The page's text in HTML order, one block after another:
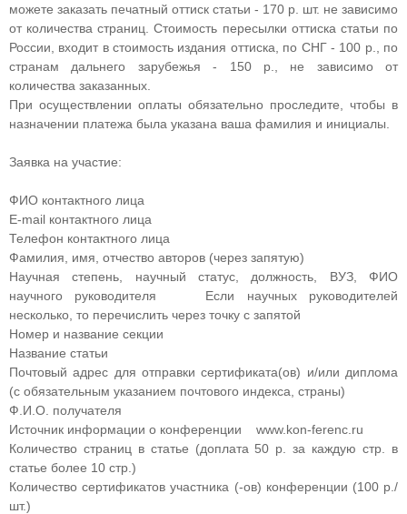
можете заказать печатный оттиск статьи - 170 р. шт. не зависимо
от количества страниц. Стоимость пересылки оттиска статьи по
России, входит в стоимость издания оттиска, по СНГ - 100 р., по
странам дальнего зарубежья - 150 р., не зависимо от
количества заказанных.
При осуществлении оплаты обязательно проследите, чтобы в
назначении платежа была указана ваша фамилия и инициалы.
Заявка на участие:
ФИО контактного лица
E-mail контактного лица
Телефон контактного лица
Фамилия, имя, отчество авторов (через запятую)
Научная степень, научный статус, должность, ВУЗ, ФИО
научного руководителя Если научных руководителей
несколько, то перечислить через точку с запятой
Номер и название секции
Название статьи
Почтовый адрес для отправки сертификата(ов) и/или диплома
(с обязательным указанием почтового индекса, страны)
Ф.И.О. получателя
Источник информации о конференции www.kon-ferenc.ru
Количество страниц в статье (доплата 50 р. за каждую стр. в
статье более 10 стр.)
Количество сертификатов участника (-ов) конференции (100 р./
шт.)